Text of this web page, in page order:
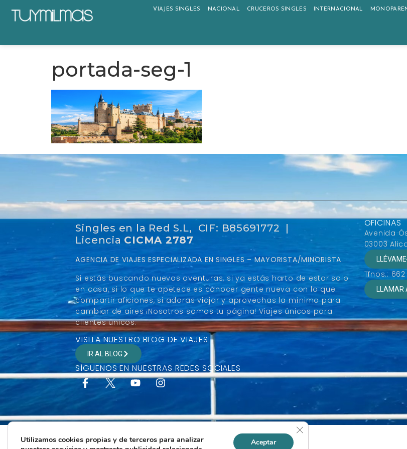
VIAJES SINGLES NACIONAL CRUCEROS SINGLES INTERNACIONAL
portada-seg-1
Singles en la Red S.L, CIF: B85691772 |
Licencia CICMA 2787
AGENCIA DE VIAJES ESPECIALIZADA EN SINGLES – MAYORISTA/MINORISTA
Si estás buscando nuevas aventuras, si ya estás harto de estar solo
en casa, si lo que te apetece es conocer gente nueva con la que
compartir aficiones, si adoras viajar y aprovechas la mínima para
cambiar de aires ¡Nosotros somos tu página! Viajes únicos para
clientes únicos.
VISITA NUESTRO BLOG DE VIAJES
IR AL BLOG
SÍGUENOS EN NUESTRAS REDES SOCIALES
OFICINAS
Avenida
03003
LLÉVAME
Tfnos.:
LLAMAR
Utilizamos cookies propias y de terceros para analizar
Aceptar
Cerrar el banner de cookies RGPD